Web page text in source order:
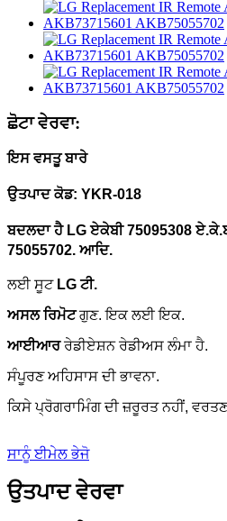
ਛੋਟਾ ਵੇਰਵਾ:
ਇਸ ਵਸਤੂ ਬਾਰੇ
ਉਤਪਾਦ ਕੋਡ: YKR-018
ਬਦਲਦਾ ਹੈ LG ਏਕੇਬੀ 75095308
75055702. ਆਦਿ.
ਲਈ ਸੂਟ LG ਟੀ.
ਅਸਲ ਰਿਮੋਟਗੁਣ. ਇਕ ਲਈ ਇਕ.
ਆਈਆਰਰੇਡੀਏਸ਼ਨ ਰੇਡੀਅਸ ਲੰਮਾ ਹੈ.
ਸੰਪੂਰਣ ਅਹਿਸਾਸ ਦੀ ਭਾਵਨਾ.
ਕਿਸੇ ਪ੍ਰੋਗਰਾਮਿੰਗ ਦੀ ਜ਼ਰੂਰਤ ਨਹੀਂ,
ਸਾਨੂੰ ਈਮੇਲ ਭੇਜੋ
ਉਤਪਾਦ ਵੇਰਵਾ